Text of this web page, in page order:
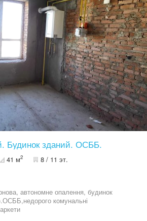
Будинок зданий. ОСББ.
41 м2 8 / 11 эт.
автономне опалення, будинок
комунальні